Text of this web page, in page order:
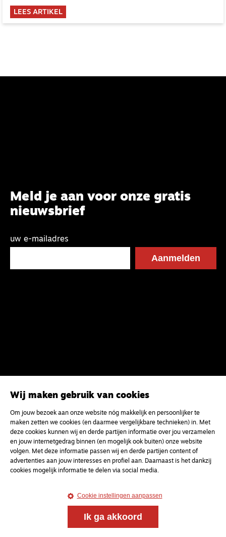
andere GKv-kerken binnen Friesland.
LEES ARTIKEL
Meld je aan voor onze gratis
nieuwsbrief
uw e-mailadres
MagazineOnderweg
Onderweg is een platform voor ontmoeting, vorming
en gesprek voor christenen onderweg, in het bijzonder
voor de Nederlandse Gereformeerde Kerken.
Kvk-nummer 33277063
NL46 INGB 0117 5827 86
info@onderwegonline.nl
Wij maken gebruik van cookies
Om jouw bezoek aan onze website nóg makkelijk en persoonlijker te
maken zetten we cookies (en daarmee vergelijkbare technieken) in. Met
deze cookies kunnen wij en derde partijen informatie over jou verzamelen
en jouw internetgedrag binnen (en mogelijk ook buiten) onze website
volgen. Met deze informatie passen wij en derde partijen content of
advertenties aan jouw interesses en profiel aan. Daarnaast is het dankzij
cookies mogelijk informatie te delen via social media.
Cookie instellingen aanpassen
Ik ga akkoord